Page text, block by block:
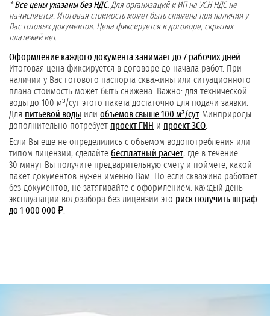
* Все цены указаны без НДС. Для организаций и ИП на УСН НДС не
начисляется. Итоговая стоимость может быть снижена при наличии у
Вас готовых документов. Цена фиксируется в договоре, скрытых
платежей нет.
Оформление каждого документа занимает до 7 рабочих дней.
Итоговая цена фиксируется в договоре до начала работ. При
наличии у Вас готового паспорта скважины или ситуационного
плана стоимость может быть снижена. Важно: для технической
воды до 100 м³/сут этого пакета достаточно для подачи заявки.
Для питьевой воды или объёмов свыше 100 м³/сут Минприроды
дополнительно потребует проект ГИН и проект ЗСО
Если Вы ещё не определились с объёмом водопотребления или
типом лицензии, сделайте бесплатный расчёт, где в течение
30 минут Вы получите предварительную смету и поймёте, какой
пакет документов нужен именно Вам. Но если скважина работает
без документов, не затягивайте с оформлением: каждый день
эксплуатации водозабора без лицензии это риск получить штраф
до 1 000 000 ₽